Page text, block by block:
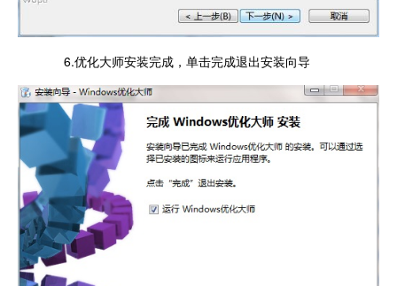
6.优化大师安装完成，单击完成退出安装向导